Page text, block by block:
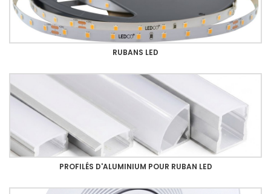
RUBANS LED
PROFILÉS D'ALUMINIUM POUR RUBAN LED